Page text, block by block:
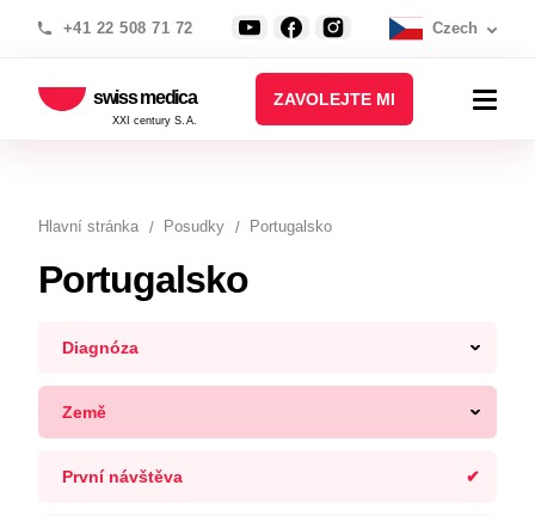
+41 22 508 71 72 Czech
swiss medica
XXI century S.A.
ZAVOLEJTE MI
Hlavní stránka Posudky Portugalsko
Portugalsko
Diagnóza
Země
První návštěva